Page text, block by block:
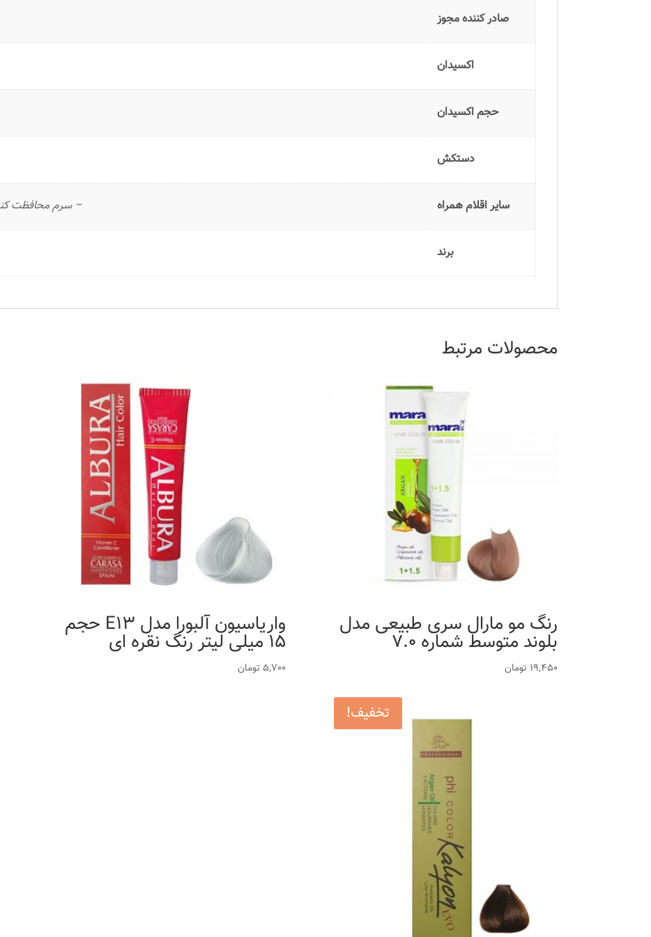
صادر کننده مجوز
اکسیدان
حجم اکسیدان
دستکش
سایر اقلام همراه – سرم محافظت
برند
محصولات مرتبط
رنگ مو مارال سری طبیعی مدل
بلوند متوسط شماره 7.0
19,450 تومان
واریاسیون آلبورا مدل E13 حجم
15 میلی لیتر رنگ نقره ای
5,700 تومان
تخفیف!